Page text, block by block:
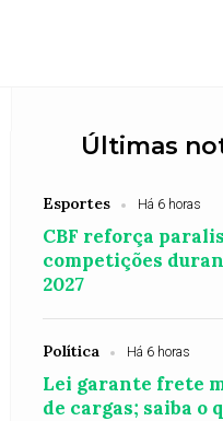
Últimas
Esportes Há 6 horas
CBF reforça
competições
2027
Política Há 6 horas
Lei garante frete
de cargas; saiba o